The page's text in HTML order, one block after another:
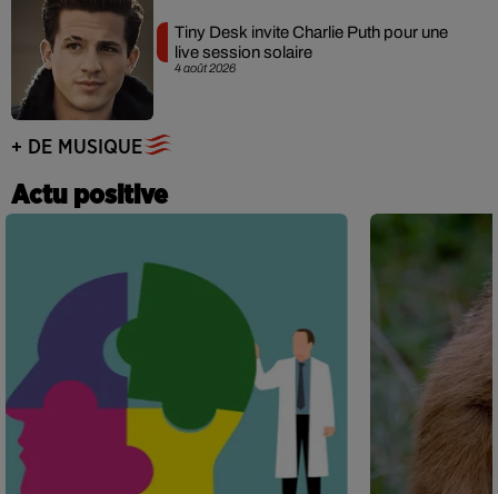
4 août 2026
Tiny Desk invite Charlie Puth pour une
live session solaire
+ DE MUSIQUE
Actu positive